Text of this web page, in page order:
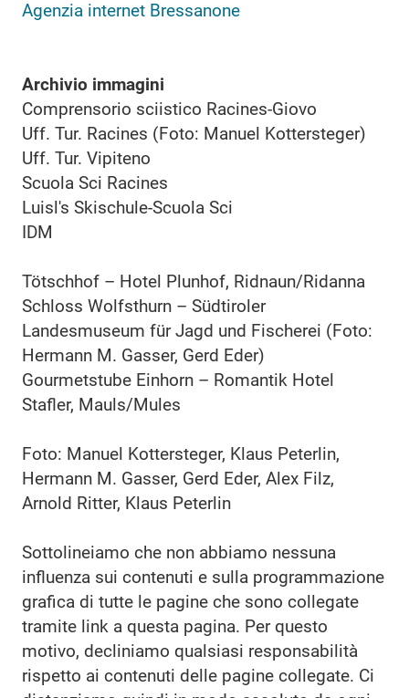
Agenzia internet Bressanone
Archivio immagini
Comprensorio sciistico Racines-Giovo
Uff. Tur. Racines (Foto: Manuel Kottersteger)
Uff. Tur. Vipiteno
Scuola Sci Racines
Luisl's Skischule-Scuola Sci
IDM
Tötschhof – Hotel Plunhof, Ridnaun/Ridanna
Schloss Wolfsthurn – Südtiroler
Landesmuseum für Jagd und Fischerei (Foto:
Hermann M. Gasser, Gerd Eder)
Gourmetstube Einhorn – Romantik Hotel
Stafler, Mauls/Mules
Foto: Manuel Kottersteger, Klaus Peterlin,
Hermann M. Gasser, Gerd Eder, Alex Filz,
Arnold Ritter, Klaus Peterlin
Sottolineiamo che non abbiamo nessuna
influenza sui contenuti e sulla programmazione
grafica di tutte le pagine che sono collegate
tramite link a questa pagina. Per questo
motivo, decliniamo qualsiasi responsabilità
rispetto ai contenuti delle pagine collegate. Ci